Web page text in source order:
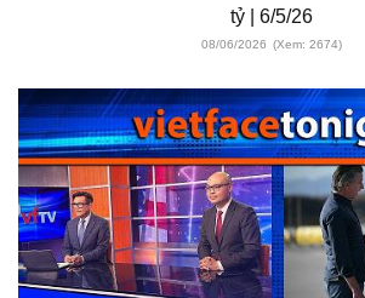
tỷ | 6/5/26
08/06/2026 (Xem: 2674)